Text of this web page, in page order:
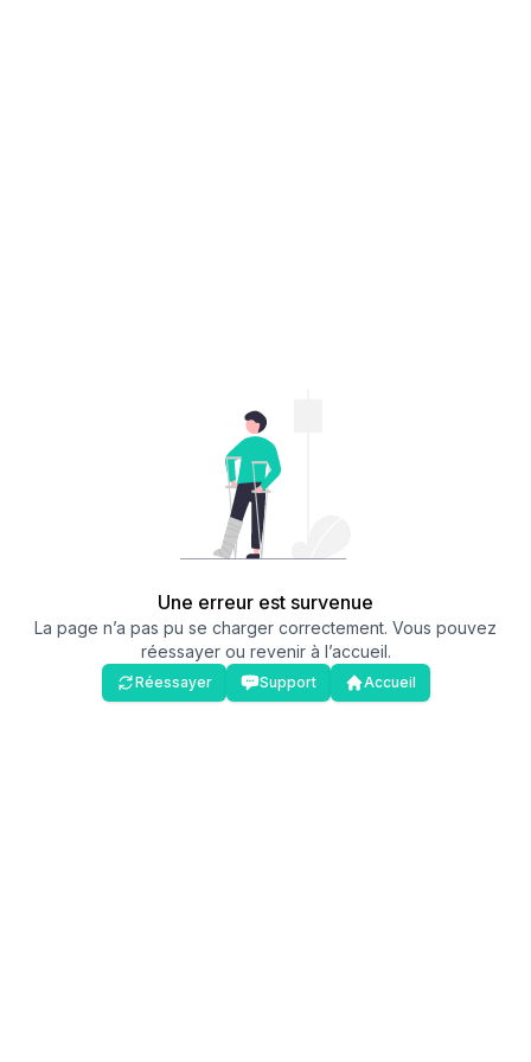
Une erreur est survenue
La page n’a pas pu se charger correctement. Vous pouvez
réessayer ou revenir à l’accueil.
Réessayer Support Accueil